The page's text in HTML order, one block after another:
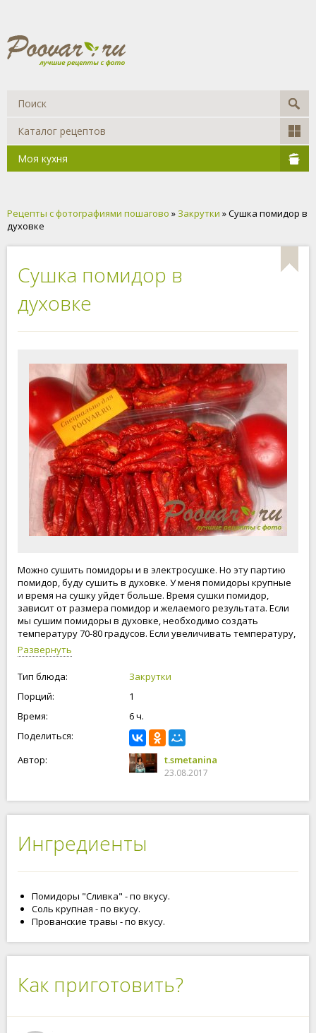
Каталог рецептов
Моя кухня
Рецепты с фотографиями пошагово » Закрутки » Cушка помидор в
духовке
Cушка помидор в
духовке
Можно сушить помидоры и в электросушке. Но эту партию
помидор, буду сушить в духовке. У меня помидоры крупные
и время на сушку уйдет больше. Время сушки помидор,
зависит от размера помидор и желаемого результата. Если
мы сушим помидоры в духовке, необходимо создать
температуру 70-80 градусов. Если увеличивать температуру,
помидоры могут подгореть в духовке. Я периодически,
приоткрываю немного дверцу в духовке, чтоб испарялась
жидкость. Помидоры после сушки, я буду хранить в
морозильной камере. Их можно использовать, при
приготовлении различных блюд. Приступим к сушке помидор
Развернуть
Тип блюда:
Закрутки
Порций:
1
Время:
6 ч.
Поделиться:
Автор:
t.smetanina
23.08.2017
Ингредиенты
Помидоры "Сливка" - по вкусу.
Соль крупная - по вкусу.
Прованские травы - по вкусу.
Как приготовить?